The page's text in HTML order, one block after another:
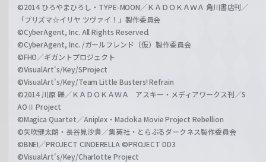
©2014 ひろやまひろし・TYPE-MOON／ＫＡＤＯＫＡＷＡ 角川書店刊／
「プリズマ☆イリヤ ツヴァイ！」製作委員会
©CyberAgent, Inc. All Rights Reserved.
©CyberAgent, Inc. /ガールフレンド（仮）製作委員会
©FHO／ギガントプロジェクト
©VisualArt's/Key/SProject
©VisualArt's/Key/Team Little Busters! Refrain
©2014 川原 礫／ＫＡＤＯＫＡＷＡ アスキー・メディアワークス刊／S
AOⅡ Project
©Magica Quartet／Aniplex・Madoka Movie Project Rebellion
©矢吹健太朗・長谷見沙貴／集英社・とらぶるダークネス製作委員会
©BNEI／PROJECT CINDERELLA ©PROJECT DD3
©VisualArt's/Key/Charlotte Project